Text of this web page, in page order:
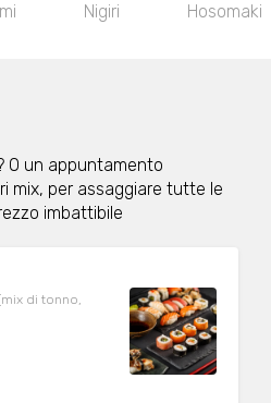
Nigiri Hosomaki
O un appuntamento
mix, per assaggiare tutte le
imbattibile
di tonno,